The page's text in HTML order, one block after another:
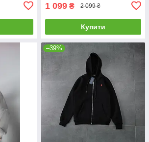
1 099 ₴ 2 099 ₴
Купити
–39%